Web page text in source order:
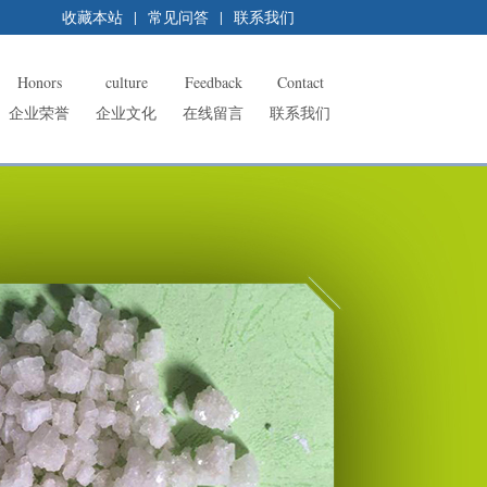
收藏本站 | 常见问答 | 联系我们
Honors
企业荣誉
culture
企业文化
Feedback
在线留言
Contact
联系我们